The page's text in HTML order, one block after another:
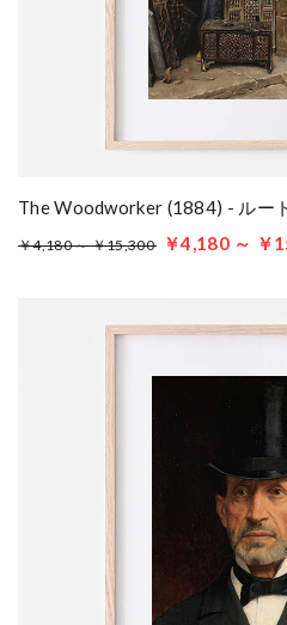
The Woodworker (1884) - ルー
￥4,180 ～ ￥15,300 ￥4,180 ～ ￥